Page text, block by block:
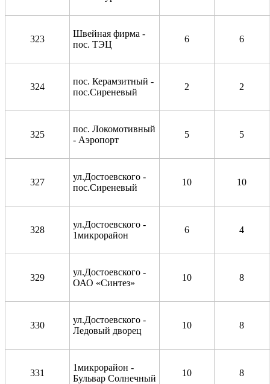
323
Швейная фирма -
пос. ТЭЦ
6 6
324
пос. Керамзитный -
пос.Сиреневый
2 2
325
пос. Локомотивный
- Аэропорт
5 5
327
ул.Достоевского -
пос.Сиреневый
10 10
328
ул.Достоевского -
1микрорайон
6 4
329
ул.Достоевского -
ОАО «Синтез»
10 8
330
ул.Достоевского -
Ледовый дворец
10 8
331
1микрорайон -
Бульвар Солнечный
10 8